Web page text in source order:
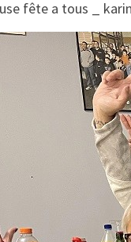
tous _ karine